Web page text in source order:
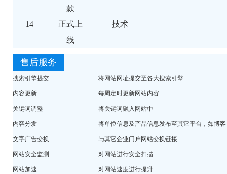
款
14
正式上
线
技术
售后服务
搜索引擎提交 将网站网址提交至各大搜索引擎
内容更新 每周定时更新网站内容
关键词调整 将关键词融入网站中
内容分发 将单位信息及产品信息发布至其它平台，如博
文字广告交换 与其它企业门户网站交换链接
网站安全监测 对网站进行安全扫描
网站加速 对网站速度进行提升